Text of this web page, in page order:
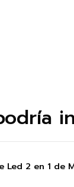
Led 2 en 1 de